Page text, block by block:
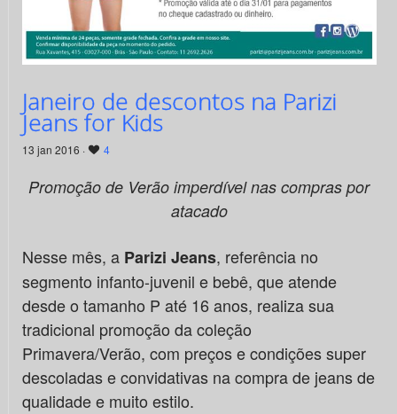
Janeiro de descontos na Parizi
Jeans for Kids
13 jan 2016 · 4
Promoção de Verão imperdível nas compras por
atacado
Nesse mês, a Parizi Jeans, referência no
segmento infanto-juvenil e bebê, que atende
desde o tamanho P até 16 anos, realiza sua
tradicional promoção da coleção
Primavera/Verão, com preços e condições super
descoladas e convidativas na compra de jeans de
qualidade e muito estilo.